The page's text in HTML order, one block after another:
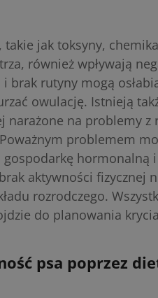
takie jak toksyny,
również wpływają
brak rutyny mogą
owulację. Istnieją
narażone na problemy z
problemem
gospodarkę hormonalną
aktywności fizycznej
rozrodczego.
do planowania
psa poprzez